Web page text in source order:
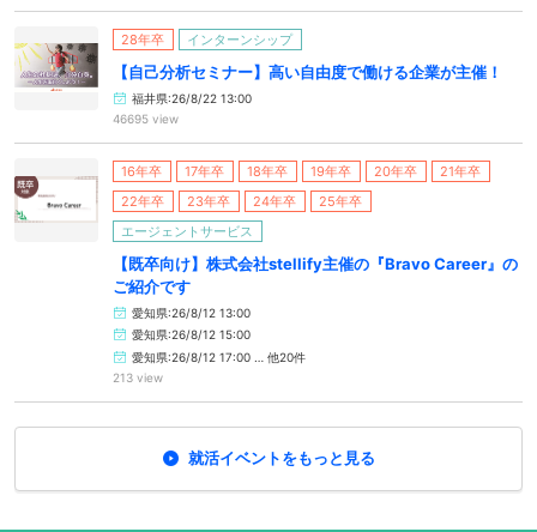
28年卒 インターンシップ
【自己分析セミナー】高い自由度で働ける企業が主催！
福井県:26/8/22 13:00
46695 view
16年卒 17年卒 18年卒 19年卒 20年卒
21年卒
22年卒
23年卒 24年卒
25年卒
エージェントサービス
【既卒向け】株式会社stellify主催の『Bravo Career』の
ご紹介です
愛知県:26/8/12 13:00
愛知県:26/8/12 15:00
愛知県:26/8/12 17:00 … 他20件
213 view
就活イベントをもっと見る